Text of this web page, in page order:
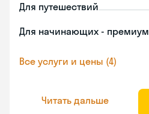
Для путешествий
Для начинающих - премиум
Все услуги и цены (4)
Читать дальше